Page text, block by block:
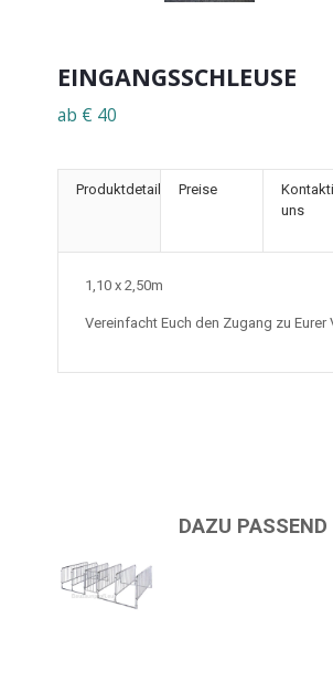
EINGANGSSCHLEUSE
ab € 40
Produktdetails Preise
uns
1,10 x 2,50m
Vereinfacht Euch den Zugang zu Eurer
DAZU PASSEND